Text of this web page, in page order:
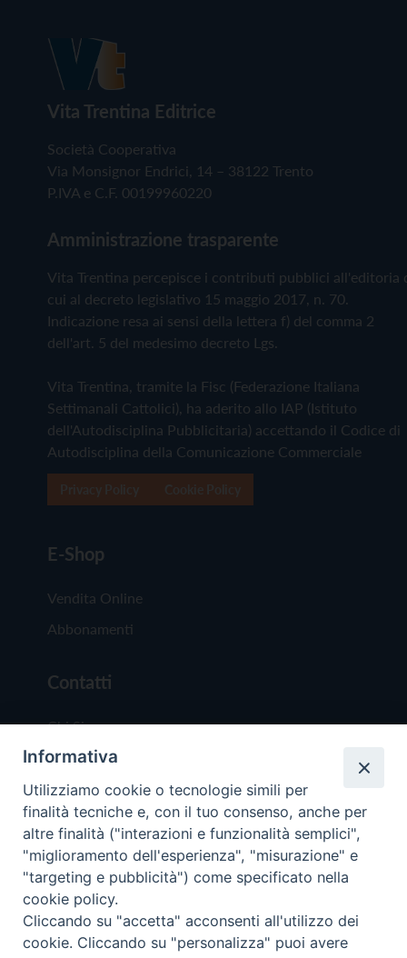
Vita Trentina Editrice
Società Cooperativa
Via Monsignor Endrici, 14 – 38122 Trento
P.IVA e C.F. 00199960220
Amministrazione trasparente
Vita Trentina percepisce i contributi pubblici all'editoria
cui al decreto legislativo 15 maggio 2017, n. 70.
Indicazione resa ai sensi della lettera f) del comma 2
dell'art. 5 del medesimo decreto Lgs.
Vita Trentina, tramite la Fisc (Federazione Italiana
Settimanali Cattolici), ha aderito allo IAP (Istituto
dell'Autodisciplina Pubblicitaria) accettando il Codice di
Autodisciplina della Comunicazione Commerciale
E-Shop
Vendita Online
Abbonamenti
Contatti
Chi Siamo
Redazione
Scrivici
Copyright © 2019 - Tutti i diritti riservati - Vita
Trentina Editrice
Informativa
Utilizziamo cookie o tecnologie simili per
finalità tecniche e, con il tuo consenso, anche per
altre finalità ("interazioni e funzionalità semplici",
"miglioramento dell'esperienza", "misurazione" e
"targeting e pubblicità") come specificato nella
cookie policy.
Cliccando su "accetta" acconsenti all'utilizzo dei
cookie. Cliccando su "personalizza" puoi avere